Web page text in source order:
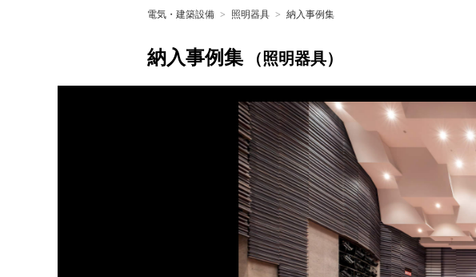
電気・建築設備 照明器具 納入事例集
納入事例集 （照明器具）